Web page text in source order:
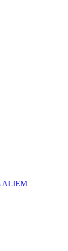
ALIEM